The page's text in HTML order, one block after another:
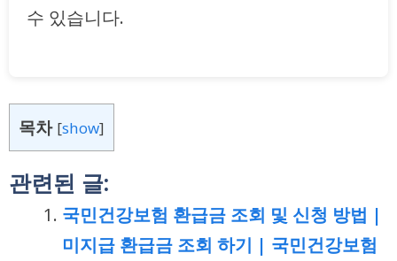
수 있습니다.
목차 [show]
관련된 글:
국민건강보험 환급금 조회 및 신청 방법 |
미지급 환급금 조회 하기 | 국민건강보험